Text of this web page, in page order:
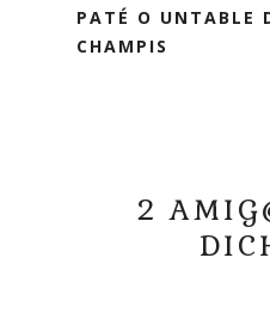
PATÉ O UNTABLE
CHAMPIS
2